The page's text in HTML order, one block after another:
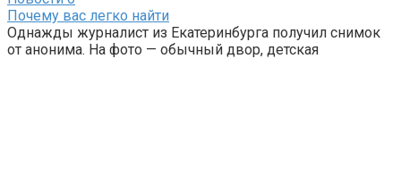
Почему вас легко найти
Однажды журналист из Екатеринбурга получил снимок
от анонима. На фото — обычный двор, детская